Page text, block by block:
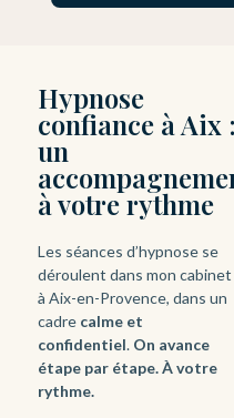
Hypnose
confiance à Aix :
un
à votre rythme
Les séances d’hypnose se
déroulent dans mon cabinet
à Aix-en-Provence, dans un
cadre calme et
confidentiel. On avance
étape par étape.À votre
rythme.